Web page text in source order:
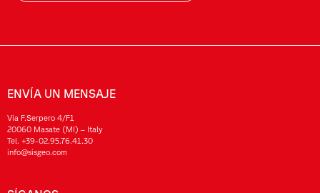
ENVÍA UN MENSAJE
Via F.Serpero 4/F1
20060 Masate (MI) – Italy
Tel. +39-02.95.76.41.30
info@sisgeo.com